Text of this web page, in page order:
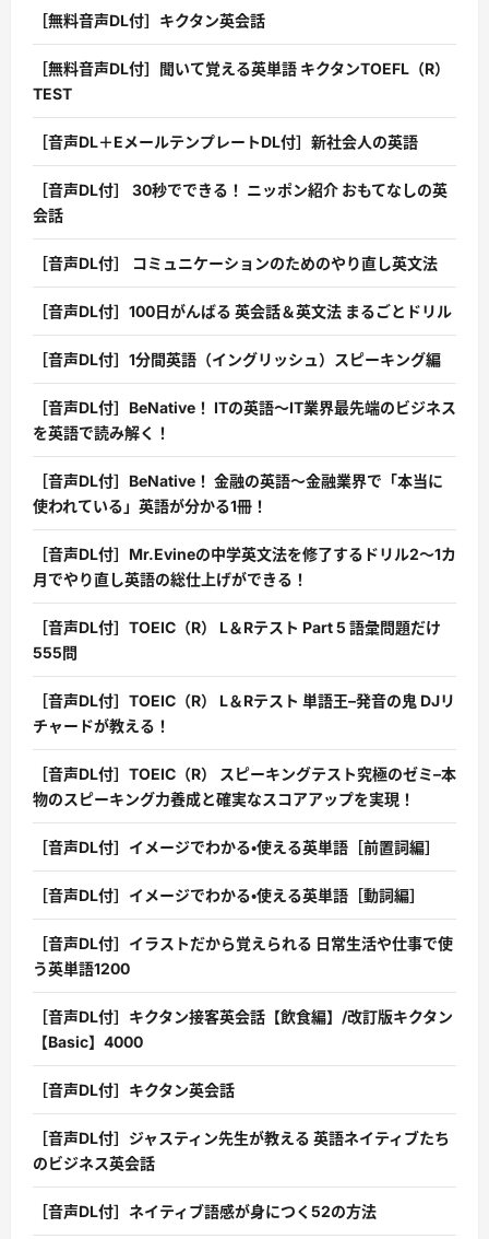
［無料音声DL付］キクタン英会話
［無料音声DL付］聞いて覚える英単語 キクタンTOEFL（R）
TEST
［音声DL＋EメールテンプレートDL付］新社会人の英語
［音声DL付］ 30秒でできる！ ニッポン紹介 おもてなしの英
会話
［音声DL付］ コミュニケーションのためのやり直し英文法
［音声DL付］100日がんばる 英会話＆英文法 まるごとドリル
［音声DL付］1分間英語（イングリッシュ）スピーキング編
［音声DL付］BeNative！ ITの英語〜IT業界最先端のビジネス
を英語で読み解く！
［音声DL付］BeNative！ 金融の英語〜金融業界で「本当に
使われている」英語が分かる1冊！
［音声DL付］Mr.Evineの中学英文法を修了するドリル2〜1カ
月でやり直し英語の総仕上げができる！
［音声DL付］TOEIC（R） L＆Rテスト Part 5 語彙問題だけ
555問
［音声DL付］TOEIC（R） L＆Rテスト 単語王–発音の鬼 DJリ
チャードが教える！
［音声DL付］TOEIC（R） スピーキングテスト究極のゼミ–本
物のスピーキング力養成と確実なスコアアップを実現！
［音声DL付］イメージでわかる・使える英単語［前置詞編］
［音声DL付］イメージでわかる・使える英単語［動詞編］
［音声DL付］イラストだから覚えられる 日常生活や仕事で使
う英単語1200
［音声DL付］キクタン接客英会話【飲食編】/改訂版キクタン
【Basic】4000
［音声DL付］キクタン英会話
［音声DL付］ジャスティン先生が教える 英語ネイティブたち
のビジネス英会話
［音声DL付］ネイティブ語感が身につく52の方法